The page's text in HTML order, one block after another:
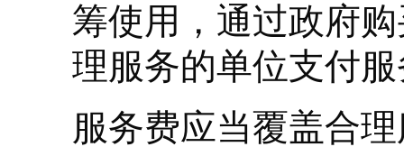
筹使用，通过政府
理服务的单位支付
服务费应当覆盖合